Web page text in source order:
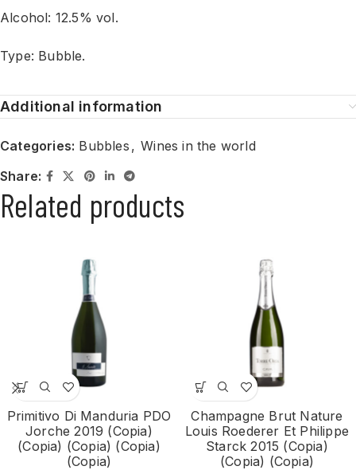
Alcohol: 12.5% vol.
Type: Bubble.
Additional information
Categories: Bubbles , Wines in the world
Share:
Related products
Primitivo Di Manduria PDO
Jorche 2019 (Copia)
(Copia) (Copia) (Copia)
(Copia)
Champagne Brut Nature
Louis Roederer Et Philippe
Starck 2015 (Copia)
(Copia) (Copia)